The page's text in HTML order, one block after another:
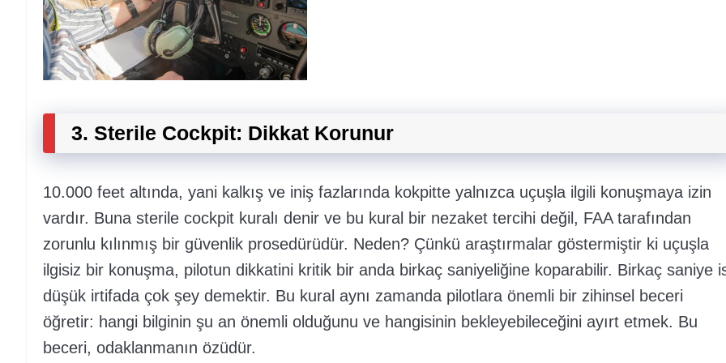
3. Sterile Cockpit: Dikkat Korunur
10.000 feet altında, yani kalkış ve iniş fazlarında kokpitte yalnızca uçuşla ilgili konuşmaya izin
vardır. Buna sterile cockpit kuralı denir ve bu kural bir nezaket tercihi değil, FAA tarafından
zorunlu kılınmış bir güvenlik prosedürüdür. Neden? Çünkü araştırmalar göstermiştir ki uçuşla
ilgisiz bir konuşma, pilotun dikkatini kritik bir anda birkaç saniyeliğine koparabilir. Birkaç saniye
düşük irtifada çok şey demektir. Bu kural aynı zamanda pilotlara önemli bir zihinsel beceri
öğretir: hangi bilginin şu an önemli olduğunu ve hangisinin bekleyebileceğini ayırt etmek. Bu
beceri, odaklanmanın özüdür.